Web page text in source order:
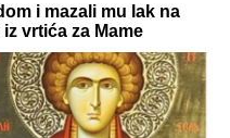
Rezervisti pokrali
od municije do